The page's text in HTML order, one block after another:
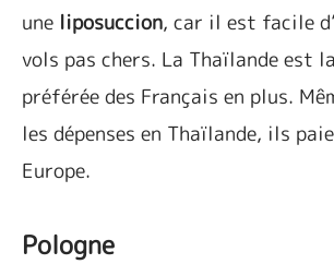
une liposuccion, car il est facile
vols pas chers. La Thaïlande est
préférée des Français en plus.
les dépenses en Thaïlande, ils
Europe.
Pologne